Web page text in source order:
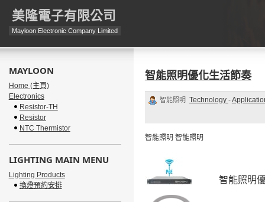
美隆電子有限公司
Mayloon Electronic Company Limited
智能照明優化生活節奏
智能照明 Technology -
智能照明 智能照明
智能照明
MAYLOON
Home (主頁)
Electronics
Resistor-TH
Resistor
NTC Thermistor
LIGHTING MAIN MENU
Lighting Products
換燈預約安排